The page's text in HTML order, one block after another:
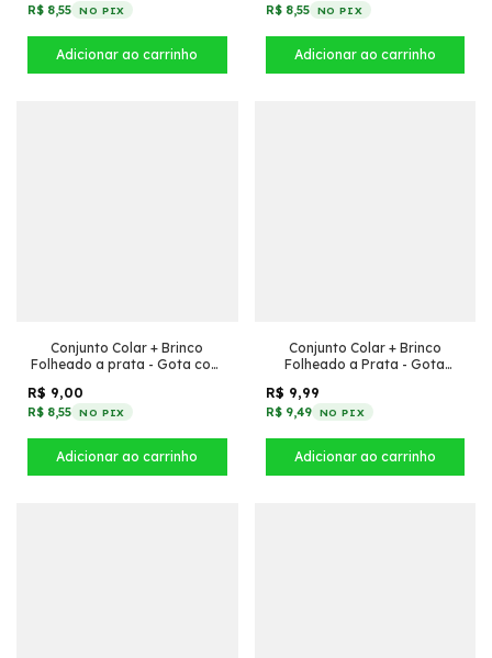
R$ 8,55 NO PIX R$ 8,55 NO PIX
Conjunto Colar + Brinco
Folheado a prata - Gota com
R$ 9,00
R$ 8,55 NO PIX
Conjunto Colar + Brinco
Folheado a Prata - Gota
R$ 9,99
R$ 9,49 NO PIX